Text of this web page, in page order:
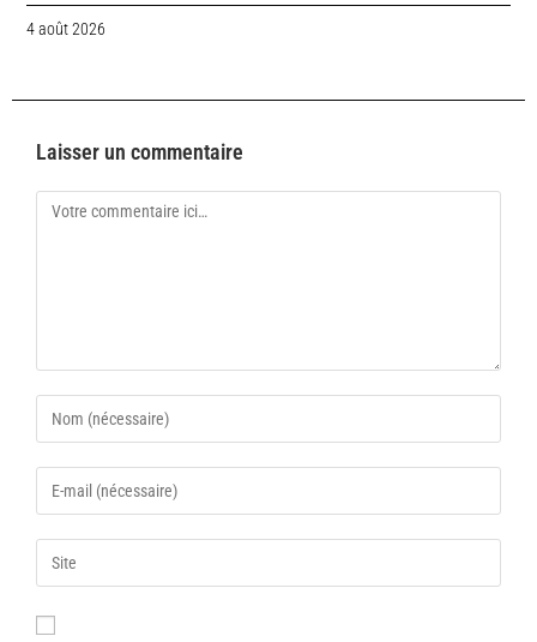
4 août 2026
Laisser un commentaire